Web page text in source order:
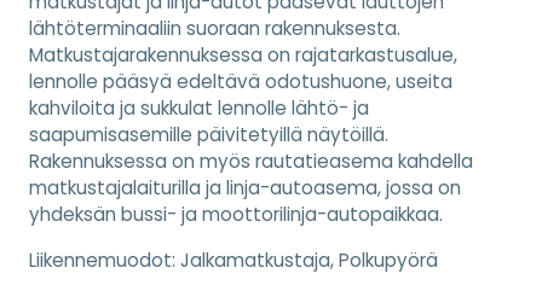
lähtöterminaaliin suoraan rakennuksesta.
Matkustajarakennuksessa on rajatarkastusalue,
lennolle pääsyä edeltävä odotushuone, useita
kahviloita ja sukkulat lennolle lähtö- ja
saapumisasemille päivitetyillä näytöillä.
Rakennuksessa on myös rautatieasema kahdella
matkustajalaiturilla ja linja-autoasema, jossa on
yhdeksän bussi- ja moottorilinja-autopaikkaa.
Liikennemuodot: Jalkamatkustaja, Polkupyörä